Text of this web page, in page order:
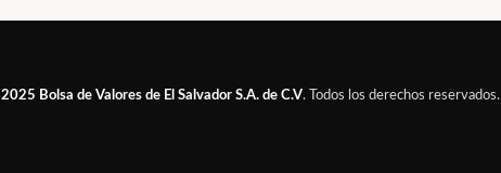
Bolsa de Valores de El Salvador S.A. de C.V. Todos los derechos reservados.